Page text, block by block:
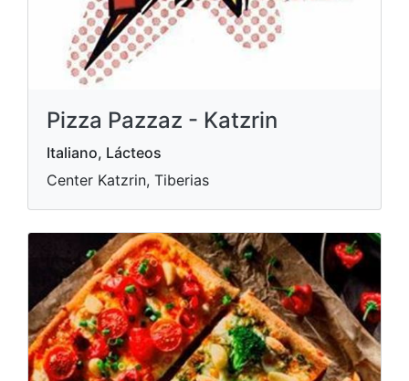
Pizza Pazzaz - Katzrin
Italiano, Lácteos
Center Katzrin, Tiberias